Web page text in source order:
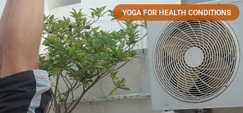
YOGA FOR HEALTH CONDITIONS